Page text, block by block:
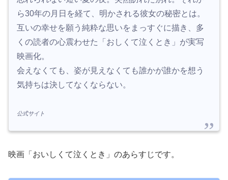
ら30年の月日を経て、明かされる彼女の秘密とは。
互いの幸せを願う純粋な思いをまっすぐに描き、多
くの読者の心震わせた「おしくて泣くとき」が実写
映画化。
会えなくても、姿が見えなくても誰かが誰かを想う
気持ちは決してなくならない。
公式サイト
映画「おいしくて泣くとき」のあらすじです。